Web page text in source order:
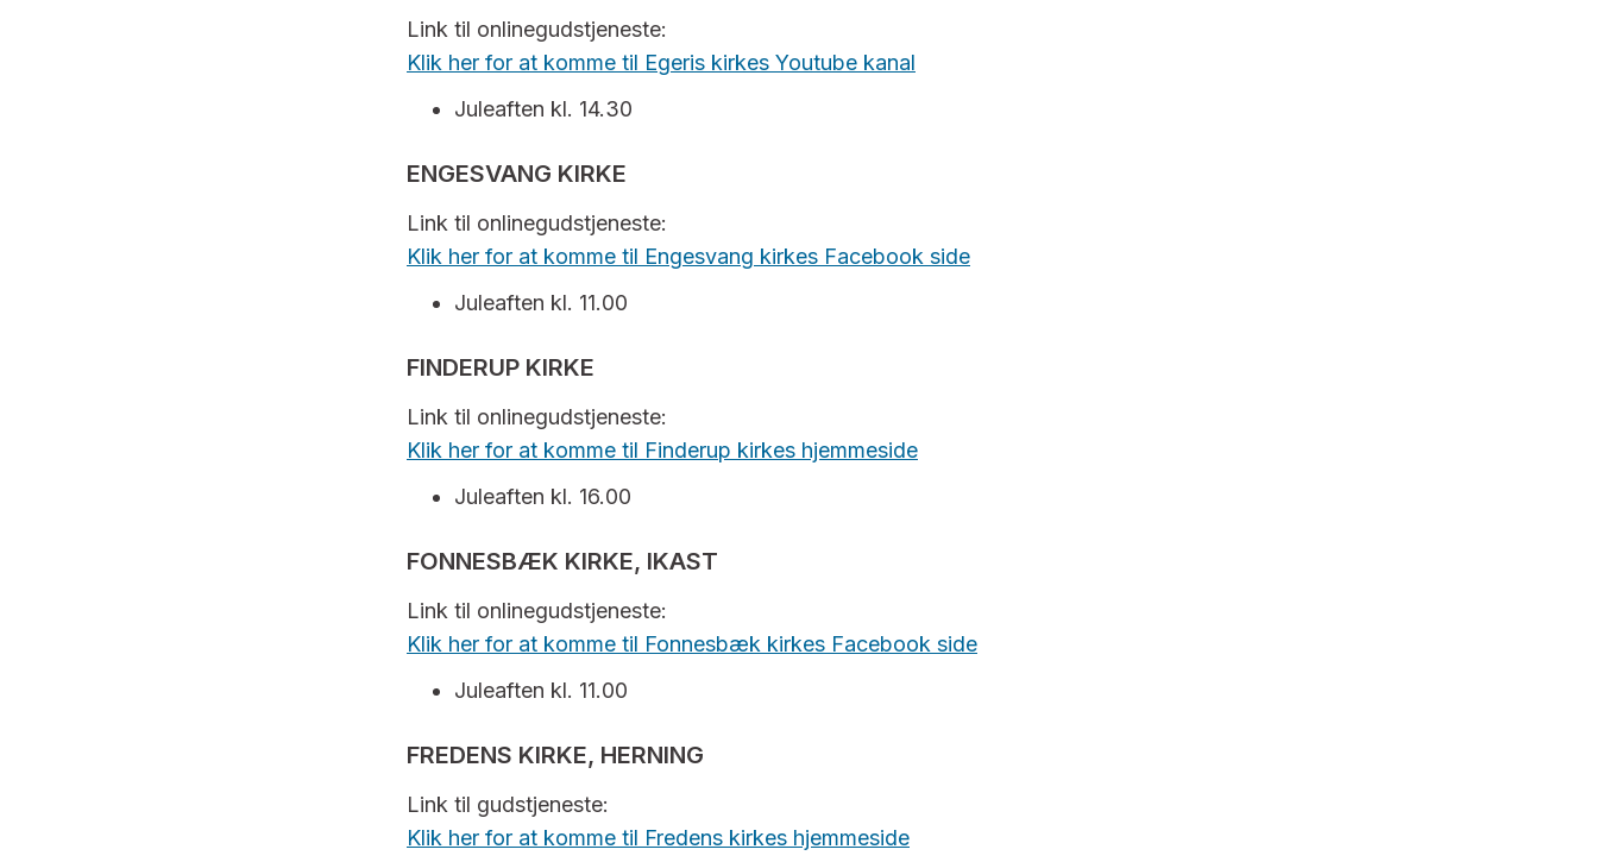
Link til onlinegudstjeneste:
Klik her for at komme til Egeris kirkes Youtube kanal
Juleaften kl. 14.30
ENGESVANG KIRKE
Link til onlinegudstjeneste:
Klik her for at komme til Engesvang kirkes Facebook side
Juleaften kl. 11.00
FINDERUP KIRKE
Link til onlinegudstjeneste:
Klik her for at komme til Finderup kirkes hjemmeside
Juleaften kl. 16.00
FONNESBÆK KIRKE, IKAST
Link til onlinegudstjeneste:
Klik her for at komme til Fonnesbæk kirkes Facebook side
Juleaften kl. 11.00
FREDENS KIRKE, HERNING
Link til gudstjeneste:
Klik her for at komme til Fredens kirkes hjemmeside